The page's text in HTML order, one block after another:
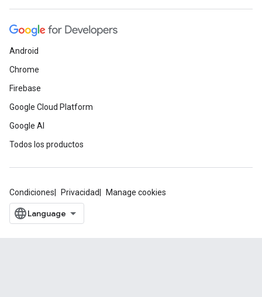
Android
Chrome
Firebase
Google Cloud Platform
Google AI
Todos los productos
Condiciones Privacidad Manage cookies